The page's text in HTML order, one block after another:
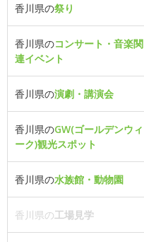
香川県の祭り
香川県のコンサート・音楽関
連イベント
香川県の演劇・講演会
香川県のGW(ゴールデンウィ
ーク)観光スポット
香川県の水族館・動物園
香川県の工場見学